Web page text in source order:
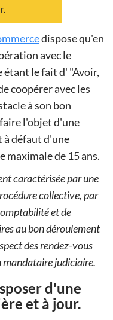
dispose qu'en
avec le
le fait d' "Avoir,
coopérer avec les
à son bon
l'objet d'une
à défaut d'une
maximale de 15 ans.
caractérisée par une
collective, par
et de
au bon déroulement
des rendez-vous
mandataire judiciaire.
d'une
et à jour.